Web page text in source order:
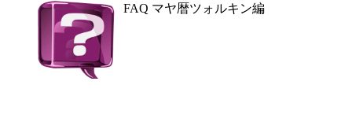
FAQ マヤ暦ツォルキン編